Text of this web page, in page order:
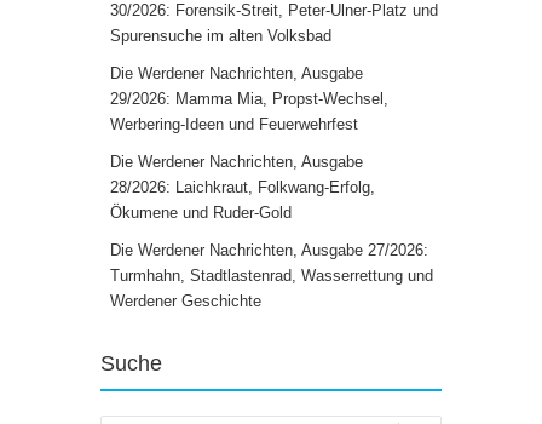
30/2026: Forensik-Streit, Peter-Ulner-Platz und
Spurensuche im alten Volksbad
Die Werdener Nachrichten, Ausgabe
29/2026: Mamma Mia, Propst-Wechsel,
Werbering-Ideen und Feuerwehrfest
Die Werdener Nachrichten, Ausgabe
28/2026: Laichkraut, Folkwang-Erfolg,
Ökumene und Ruder-Gold
Die Werdener Nachrichten, Ausgabe 27/2026:
Turmhahn, Stadtlastenrad, Wasserrettung und
Werdener Geschichte
Suche